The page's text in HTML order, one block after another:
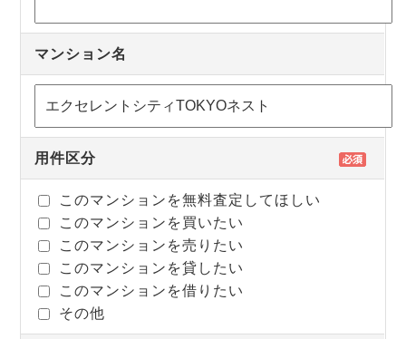
マンション名
用件区分
このマンションを無料査定してほしい
このマンションを買いたい
このマンションを売りたい
このマンションを貸したい
このマンションを借りたい
その他